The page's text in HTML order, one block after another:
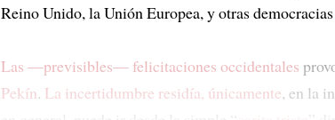
Reino Unido, la Unión Europea, y otras democracias
Las —previsibles— felicitaciones occidentales
Pekín. La incertidumbre residía, únicamente, en la